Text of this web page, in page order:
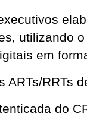
utilizando
em
ARTs/RRTs
do